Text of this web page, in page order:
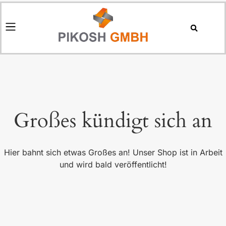
Großes kündigt sich an
Hier bahnt sich etwas Großes an! Unser Shop ist in Arbeit
und wird bald veröffentlicht!